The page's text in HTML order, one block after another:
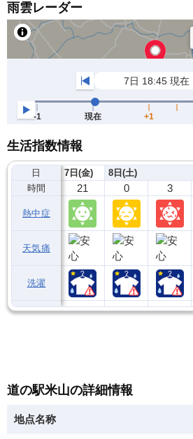
雨雲レーダー
生活指数情報
日
時間
熱中症
天気痛
洗濯
7日(金)
21
8日(土)
0 3
道の駅米山の詳細情報
地点名称